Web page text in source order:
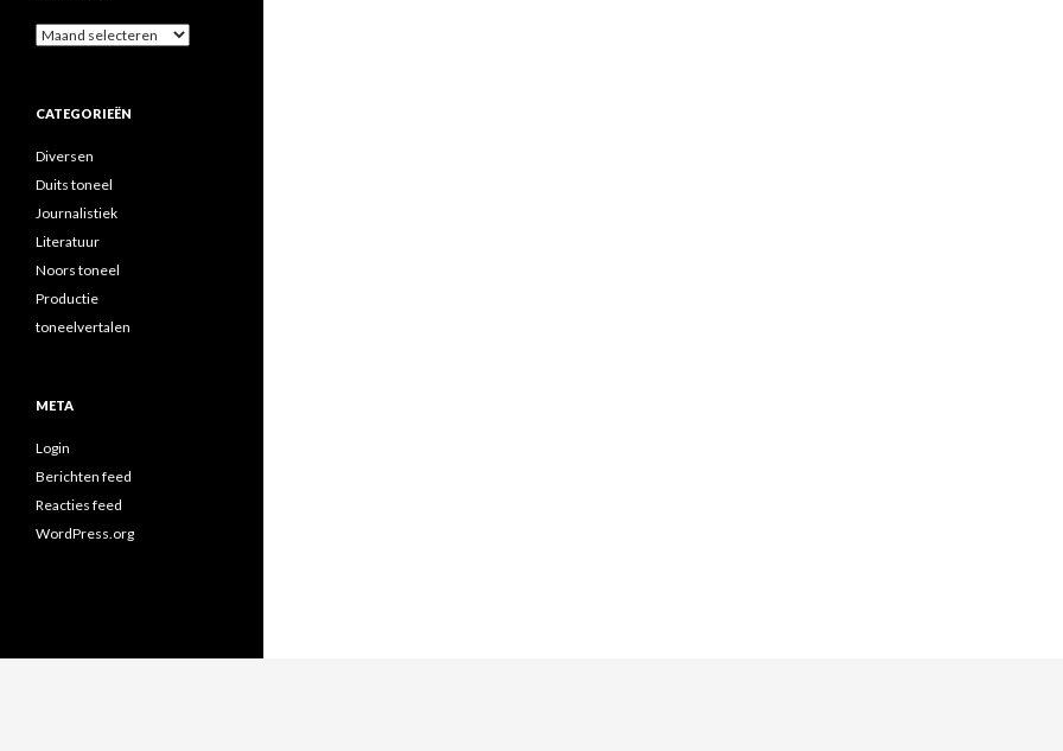
Archieven
CATEGORIEËN
Diversen
Duits toneel
Journalistiek
Literatuur
Noors toneel
Productie
toneelvertalen
META
Login
Berichten feed
Reacties feed
WordPress.org